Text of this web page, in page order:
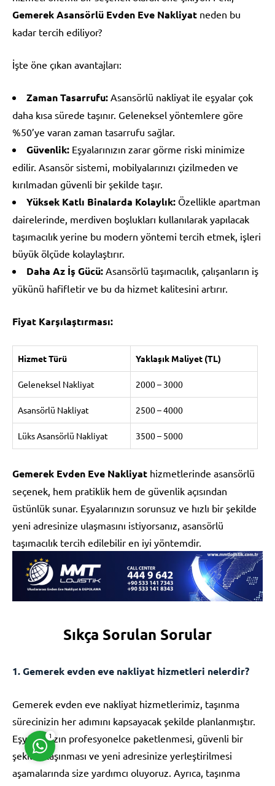
Gemerek Asansörlü Evden Eve Nakliyat neden bu
kadar tercih ediliyor?
İşte öne çıkan avantajları:
Zaman Tasarrufu: Asansörlü nakliyat ile eşyalar çok
daha kısa sürede taşınır. Geleneksel yöntemlere göre
%50’ye varan zaman tasarrufu sağlar.
Güvenlik: Eşyalarınızın zarar görme riski minimize
edilir. Asansör sistemi, mobilyalarınızı çizilmeden ve
kırılmadan güvenli bir şekilde taşır.
Yüksek Katlı Binalarda Kolaylık: Özellikle apartman
dairelerinde, merdiven boşlukları kullanılarak yapılacak
taşımacılık yerine bu modern yöntemi tercih etmek, işleri
büyük ölçüde kolaylaştırır.
Daha Az İş Gücü: Asansörlü taşımacılık, çalışanların iş
yükünü hafifletir ve bu da hizmet kalitesini artırır.
Fiyat Karşılaştırması:
Hizmet Türü Yaklaşık Maliyet (TL)
Geleneksel Nakliyat 2000 – 3000
Asansörlü Nakliyat 2500 – 4000
Lüks Asansörlü Nakliyat 3500 – 5000
Gemerek Evden Eve Nakliyat hizmetlerinde asansörlü
seçenek, hem pratiklik hem de güvenlik açısından
üstünlük sunar. Eşyalarınızın sorunsuz ve hızlı bir şekilde
yeni adresinize ulaşmasını istiyorsanız, asansörlü
taşımacılık tercih edilebilir en iyi yöntemdir.
Sıkça Sorulan Sorular
1. Gemerek evden eve nakliyat hizmetleri nelerdir?
Gemerek evden eve nakliyat hizmetlerimiz, taşınma
sürecinizin her adımını kapsayacak şekilde planlanmıştır.
Eşyalarınızın profesyonelce paketlenmesi, güvenli bir
şekilde taşınması ve yeni adresinize yerleştirilmesi
aşamalarında size yardımcı oluyoruz. Ayrıca, taşınma
1